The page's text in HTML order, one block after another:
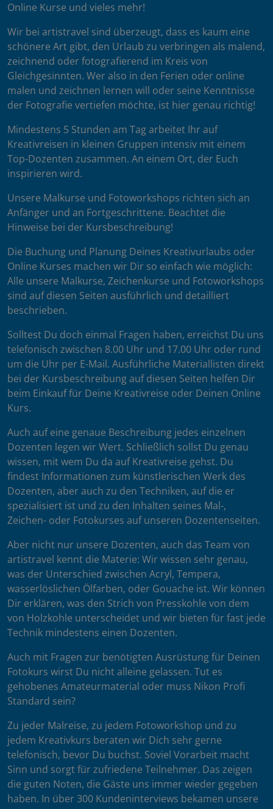
Online Kurse und vieles mehr!
Wir bei artistravel sind überzeugt, dass es kaum eine
schönere Art gibt, den Urlaub zu verbringen als malend,
zeichnend oder fotografierend im Kreis von
Gleichgesinnten. Wer also in den Ferien oder online
malen und zeichnen lernen will oder seine Kenntnisse
der Fotografie vertiefen möchte, ist hier genau richtig!
Mindestens 5 Stunden am Tag arbeitet Ihr auf
Kreativreisen in kleinen Gruppen intensiv mit einem
Top-Dozenten zusammen. An einem Ort, der Euch
inspirieren wird.
Unsere Malkurse und Fotoworkshops richten sich an
Anfänger und an Fortgeschrittene. Beachtet die
Hinweise bei der Kursbeschreibung!
Die Buchung und Planung Deines Kreativurlaubs oder
Online Kurses machen wir Dir so einfach wie möglich:
Alle unsere Malkurse, Zeichenkurse und Fotoworkshops
sind auf diesen Seiten ausführlich und detailliert
beschrieben.
Solltest Du doch einmal Fragen haben, erreichst Du uns
telefonisch zwischen 8.00 Uhr und 17.00 Uhr oder rund
um die Uhr per E-Mail. Ausführliche Materiallisten direkt
bei der Kursbeschreibung auf diesen Seiten helfen Dir
beim Einkauf für Deine Kreativreise oder Deinen Online
Kurs.
Auch auf eine genaue Beschreibung jedes einzelnen
Dozenten legen wir Wert. Schließlich sollst Du genau
wissen, mit wem Du da auf Kreativreise gehst. Du
findest Informationen zum künstlerischen Werk des
Dozenten, aber auch zu den Techniken, auf die er
spezialisiert ist und zu den Inhalten seines Mal-,
Zeichen- oder Fotokurses auf unseren Dozentenseiten.
Aber nicht nur unsere Dozenten, auch das Team von
artistravel kennt die Materie: Wir wissen sehr genau,
was der Unterschied zwischen Acryl, Tempera,
wasserlöslichen Ölfarben, oder Gouache ist. Wir können
Dir erklären, was den Strich von Presskohle von dem
von Holzkohle unterscheidet und wir bieten für fast jede
Technik mindestens einen Dozenten.
Auch mit Fragen zur benötigten Ausrüstung für Deinen
Fotokurs wirst Du nicht alleine gelassen. Tut es
gehobenes Amateurmaterial oder muss Nikon Profi
Standard sein?
Zu jeder Malreise, zu jedem Fotoworkshop und zu
jedem Kreativkurs beraten wir Dich sehr gerne
telefonisch, bevor Du buchst. Soviel Vorarbeit macht
Sinn und sorgt für zufriedene Teilnehmer. Das zeigen
die guten Noten, die Gäste uns immer wieder gegeben
haben. In über 300 Kundeninterviews bekamen unsere